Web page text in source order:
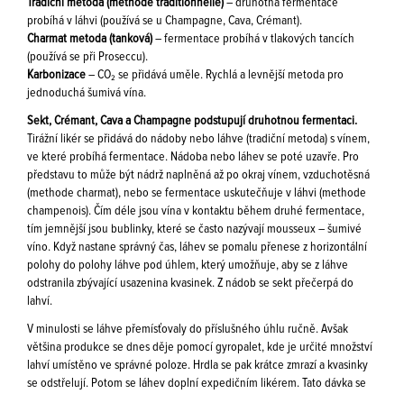
Tradiční metoda (methode traditionnelle) – druhotná fermentace
probíhá v láhvi (používá se u Champagne, Cava, Crémant).
Charmat metoda (tanková) – fermentace probíhá v tlakových tancích
(používá se při Proseccu).
Karbonizace – CO₂ se přidává uměle. Rychlá a levnější metoda pro
jednoduchá šumivá vína.
Sekt, Crémant, Cava a Champagne podstupují druhotnou fermentaci.
Tirážní likér se přidává do nádoby nebo láhve (tradiční metoda) s vínem,
ve které probíhá fermentace. Nádoba nebo láhev se poté uzavře. Pro
představu to může být nádrž naplněná až po okraj vínem, vzduchotěsná
(methode charmat), nebo se fermentace uskutečňuje v láhvi (methode
champenois). Čím déle jsou vína v kontaktu během druhé fermentace,
tím jemnější jsou bublinky, které se často nazývají mousseux – šumivé
víno. Když nastane správný čas, láhev se pomalu přenese z horizontální
polohy do polohy láhve pod úhlem, který umožňuje, aby se z láhve
odstranila zbývající usazenina kvasinek. Z nádob se sekt přečerpá do
lahví.
V minulosti se láhve přemísťovaly do příslušného úhlu ručně. Avšak
většina produkce se dnes děje pomocí gyropalet, kde je určité množství
lahví umístěno ve správné poloze. Hrdla se pak krátce zmrazí a kvasinky
se odstřelují. Potom se láhev doplní expedičním likérem. Tato dávka se